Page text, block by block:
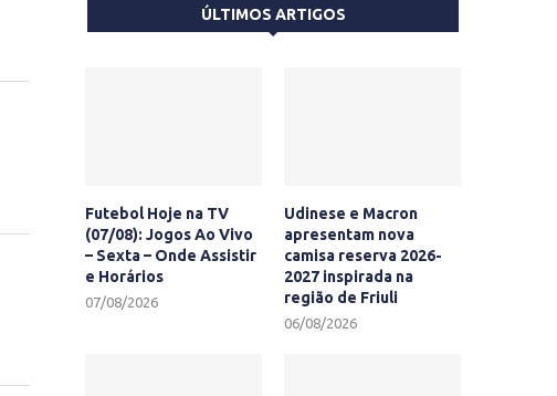
ÚLTIMOS ARTIGOS
Futebol Hoje na TV
(07/08): Jogos Ao Vivo
– Sexta – Onde Assistir
e Horários
07/08/2026
Udinese e Macron
apresentam nova
camisa reserva 2026-
2027 inspirada na
região de Friuli
06/08/2026